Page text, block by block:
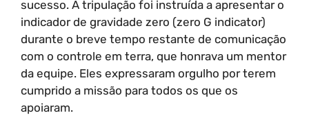
sucesso. A tripulação foi instruída a apresentar o
indicador de gravidade zero (zero G indicator)
durante o breve tempo restante de comunicação
com o controle em terra, que honrava um mentor
da equipe. Eles expressaram orgulho por terem
cumprido a missão para todos os que os
apoiaram.